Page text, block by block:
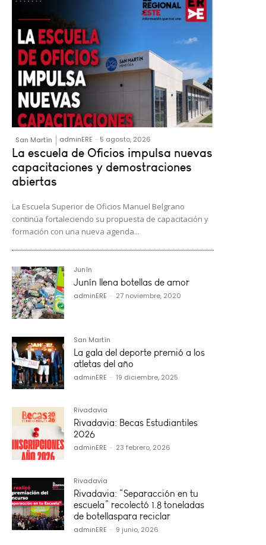
San Martín adminERE - 5 agosto, 2026
La escuela de Oficios impulsa nuevas
capacitaciones y demostraciones
abiertas
La Escuela Superior de Oficios Manuel Belgrano
continúa fortaleciendo su propuesta de capacitación y
formación con una nueva agenda...
Junín
Junín llena botellas de amor
adminERE - 27 noviembre, 2020
San Martín
La gala del deporte premió a los
atletas del año
adminERE - 19 diciembre, 2025
Rivadavia
Rivadavia: Becas Estudiantiles
2026
adminERE - 23 febrero, 2026
Rivadavia
Rivadavia: “Separacción en tu
escuela” recolectó 1.8 toneladas
de botellaspara reciclar
adminERE - 9 junio, 2026